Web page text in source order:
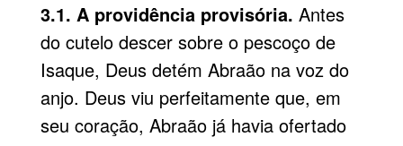
3.1. A providência provisória. Antes
do cutelo descer sobre o pescoço de
Isaque, Deus detém Abraão na voz do
anjo. Deus viu perfeitamente que, em
seu coração, Abraão já havia ofertado